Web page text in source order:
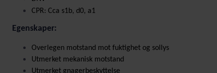
CPR: Cca s1b, d0, a1
Egenskaper:
Overlegen motstand mot fuktighet og sollys
Utmerket mekanisk motstand
Utmerket gnagerbeskyttelse